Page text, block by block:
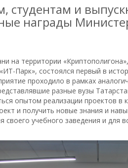
студентам и
награды
на территории
Парк», состоялся первый в
проходило в рамках
разные вузы
опытом реализации проектов в
и получить новые знания и
своего учебного заведения и для